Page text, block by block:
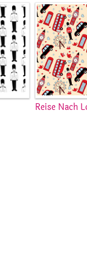
Reise Nach